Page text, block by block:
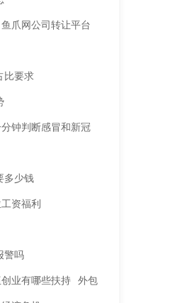
鱼爪网公司转让平台
比要求
钟判断感冒和新冠
多少钱
资福利
警吗
业有哪些扶持 外包